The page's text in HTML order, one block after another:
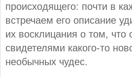
происходящего: почти в
встречаем его описание
их восклицания о том, что
свидетелями какого-то
необычных чудес.